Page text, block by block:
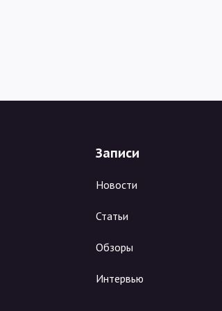
Записи
Новости
Статьи
Обзоры
Интервью